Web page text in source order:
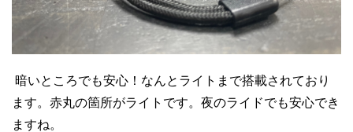
暗いところでも安心！なんとライトまで搭載されており
ます。赤丸の箇所がライトです。夜のライドでも安心でき
ますね。